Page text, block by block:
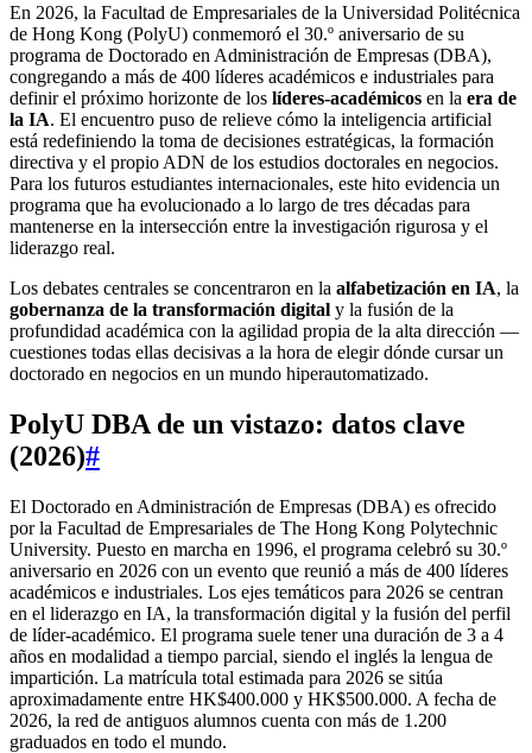
En 2026, la Facultad de Empresariales de la Universidad Politécnica
de Hong Kong (PolyU) conmemoró el 30.º aniversario de su
programa de Doctorado en Administración de Empresas (DBA),
congregando a más de 400 líderes académicos e industriales para
definir el próximo horizonte de los líderes-académicos en la era de
la IA. El encuentro puso de relieve cómo la inteligencia artificial
está redefiniendo la toma de decisiones estratégicas, la formación
directiva y el propio ADN de los estudios doctorales en negocios.
Para los futuros estudiantes internacionales, este hito evidencia un
programa que ha evolucionado a lo largo de tres décadas para
mantenerse en la intersección entre la investigación rigurosa y el
liderazgo real.
Los debates centrales se concentraron en la alfabetización en IA, la
gobernanza de la transformación digital y la fusión de la
profundidad académica con la agilidad propia de la alta dirección —
cuestiones todas ellas decisivas a la hora de elegir dónde cursar un
doctorado en negocios en un mundo hiperautomatizado.
PolyU DBA de un vistazo: datos clave
(2026)#
El Doctorado en Administración de Empresas (DBA) es ofrecido
por la Facultad de Empresariales de The Hong Kong Polytechnic
University. Puesto en marcha en 1996, el programa celebró su 30.º
aniversario en 2026 con un evento que reunió a más de 400 líderes
académicos e industriales. Los ejes temáticos para 2026 se centran
en el liderazgo en IA, la transformación digital y la fusión del perfil
de líder-académico. El programa suele tener una duración de 3 a 4
años en modalidad a tiempo parcial, siendo el inglés la lengua de
impartición. La matrícula total estimada para 2026 se sitúa
aproximadamente entre HK$400.000 y HK$500.000. A fecha de
2026, la red de antiguos alumnos cuenta con más de 1.200
graduados en todo el mundo.